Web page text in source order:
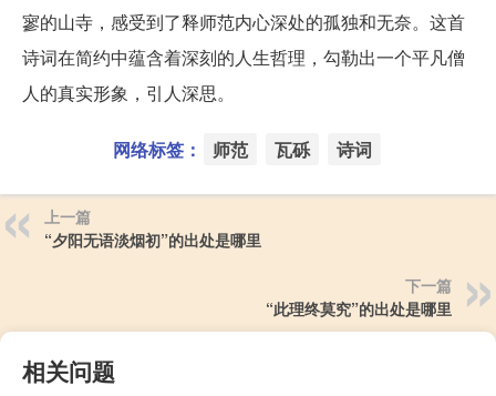
寥的山寺，感受到了释师范内心深处的孤独和无奈。这首
诗词在简约中蕴含着深刻的人生哲理，勾勒出一个平凡僧
人的真实形象，引人深思。
网络标签： 师范 瓦砾 诗词
上一篇
“夕阳无语淡烟初”的出处是哪里
下一篇
“此理终莫究”的出处是哪里
相关问题